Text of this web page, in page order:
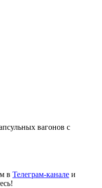
вагонов с
в Телеграм-канале и